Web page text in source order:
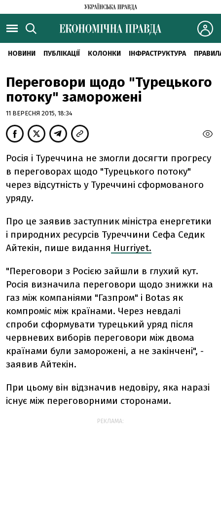
НОВИНИ ПУБЛІКАЦІЇ КОЛОНКИ ІНФРАСТРУКТУРА
Переговори щодо "Турецького
потоку" заморожені
11 ВЕРЕСНЯ 2015, 18:34
Росія і Туреччина не змогли досягти прогресу
в переговорах щодо "Турецького потоку"
через відсутність у Туреччині сформованого
уряду.
Про це заявив заступник міністра енергетики
і природних ресурсів Туреччини Сефа Седик
Айтекін, пише видання Hurriyet.
"Переговори з Росією зайшли в глухий кут.
Росія визначила переговори щодо знижки на
газ між компаніями "Газпром" і Botas як
компроміс між країнами. Через невдалі
спроби сформувати турецький уряд після
червневих виборів переговори між двома
країнами були заморожені, а не закінчені", -
заявив Айтекін.
При цьому він відзначив недовіру, яка наразі
існує між переговорними сторонами.
РЕКЛАМА: